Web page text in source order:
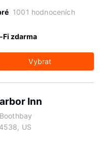
1001 hodnoceních
zdarma
Vybrat
Inn
US